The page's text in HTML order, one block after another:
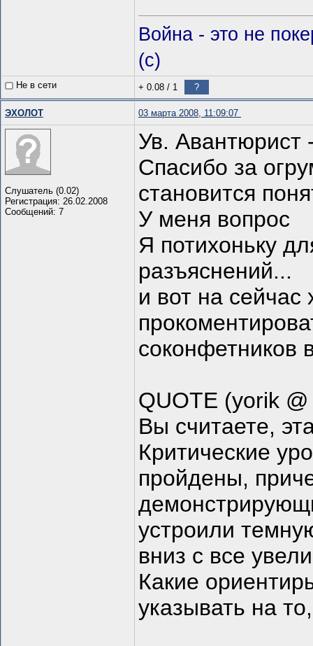
Война - это не
(c)
Не в сети + 0.08 / 1 ?
ЭХОЛОТ 03 марта 2008, 11:09:07
Слушатель (0.02)
Регистрация: 26.02.2008
Сообщений: 7
Ув. Авантюрист
Спасибо за
становится
У меня вопрос
Я потихоньку
разъяснений...
и вот на сейчас
соконфетников
QUOTE (yorik
Вы считаете,
Критические
пройдены,
устроили
вниз с все
Какие
указывать на